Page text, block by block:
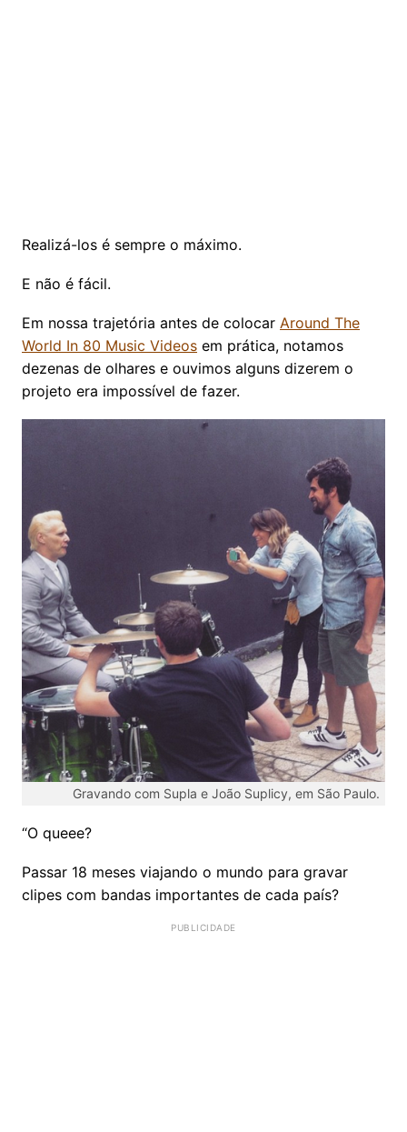
Realizá-los é sempre o máximo.
E não é fácil.
Em nossa trajetória antes de colocar Around The
World In 80 Music Videos em prática, notamos
dezenas de olhares e ouvimos alguns dizerem o
projeto era impossível de fazer.
Gravando com Supla e João Suplicy, em São Paulo.
“O queee?
Passar 18 meses viajando o mundo para gravar
clipes com bandas importantes de cada país?